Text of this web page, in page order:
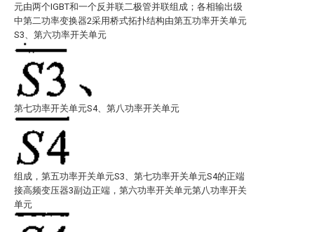
元由两个IGBT和一个反并联二极管并联组成；各相输出级
中第二功率变换器2采用桥式拓扑结构由第五功率开关单元
S3、第六功率开关单元
第七功率开关单元S4、第八功率开关单元
组成，第五功率开关单元S3、第七功率开关单元S4的正端
接高频变压器3副边正端，第六功率开关单元第八功率开关
单元